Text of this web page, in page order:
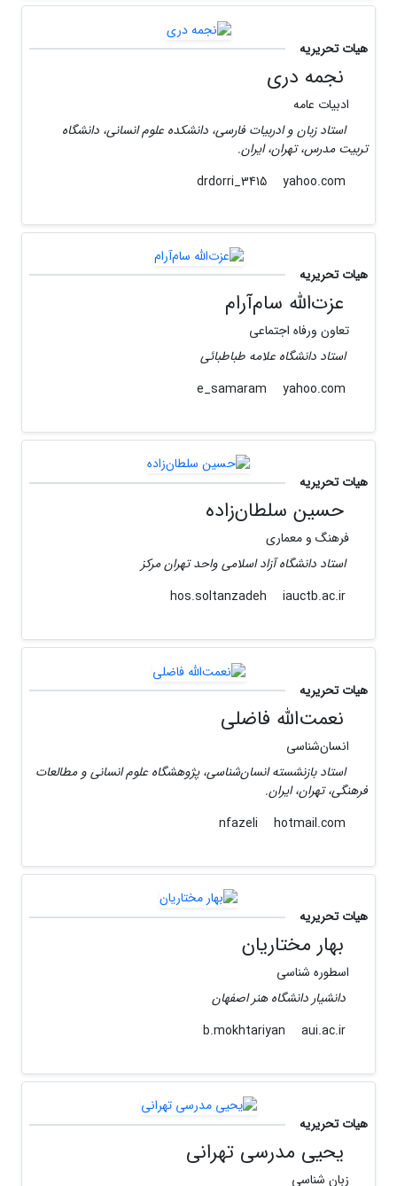
هیات تحریریه
نجمه دری
ادبیات عامه
استاد زبان و ادربیات فارسی، دانشکده علوم انسانی، دانشگاه
تربیت مدرس، تهران، ایران.
yahoo.com
هیات تحریریه
عزت‌الله سام‌‌آرام‌
تعاون ورفاه اجتماعی
استاد دانشگاه علامه طباطبائی
yahoo.com
هیات تحریریه
حسین سلطان‌زاده
فرهنگ و معماری
استاد دانشگاه آزاد اسلامی واحد تهران مرکز
hos.soltanzadeh
iauctb.ac.ir
هیات تحریریه
نعمت‌الله فاضلی
انسان‌شناسی
استاد بازنشسته انسان‌شناسی، پژوهشگاه علوم انسانی و مطالعات
فرهنگی، تهران، ایران.
hotmail.com
هیات تحریریه
بهار مختاریان
اسطوره شناسی
دانشیار دانشگاه هنر اصفهان
b.mokhtariyan
aui.ac.ir
هیات تحریریه
یحیی مدرسی تهرانی
زبان شناسی